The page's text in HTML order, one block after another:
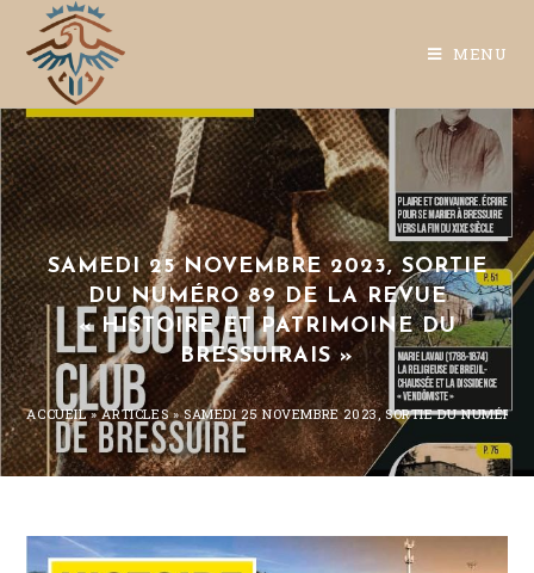
MENU
SAMEDI 25 NOVEMBRE 2023, SORTIE
DU NUMÉRO 89 DE LA REVUE
« HISTOIRE ET PATRIMOINE DU
BRESSUIRAIS »
ACCUEIL»ARTICLES»SAMEDI 25 NOVEMBRE 2023, SORTIE DU NUMÉRO